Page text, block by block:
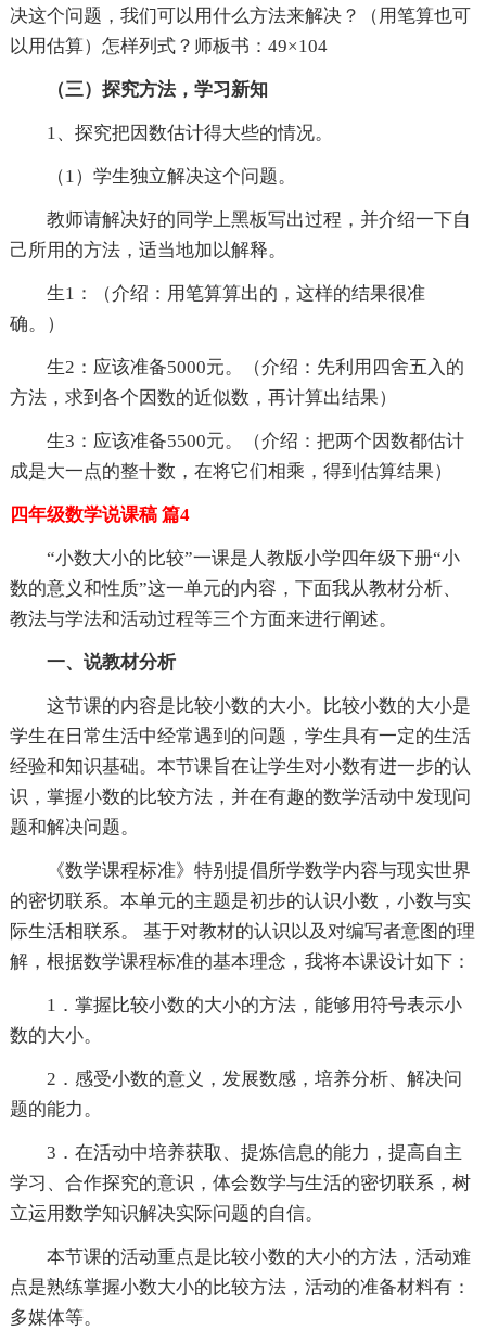
决这个问题，我们可以用什么方法来解决？（用笔算也可
以用估算）怎样列式？师板书：49×104
（三）探究方法，学习新知
1、探究把因数估计得大些的情况。
（1）学生独立解决这个问题。
教师请解决好的同学上黑板写出过程，并介绍一下自
己所用的方法，适当地加以解释。
生1：（介绍：用笔算算出的，这样的结果很准
确。）
生2：应该准备5000元。（介绍：先利用四舍五入的
方法，求到各个因数的近似数，再计算出结果）
生3：应该准备5500元。（介绍：把两个因数都估计
成是大一点的整十数，在将它们相乘，得到估算结果）
四年级数学说课稿 篇4
“小数大小的比较”一课是人教版小学四年级下册“小
数的意义和性质”这一单元的内容，下面我从教材分析、
教法与学法和活动过程等三个方面来进行阐述。
一、说教材分析
这节课的内容是比较小数的大小。比较小数的大小是
学生在日常生活中经常遇到的问题，学生具有一定的生活
经验和知识基础。本节课旨在让学生对小数有进一步的认
识，掌握小数的比较方法，并在有趣的数学活动中发现问
题和解决问题。
《数学课程标准》特别提倡所学数学内容与现实世界
的密切联系。本单元的主题是初步的认识小数，小数与实
际生活相联系。 基于对教材的认识以及对编写者意图的理
解，根据数学课程标准的基本理念，我将本课设计如下：
1．掌握比较小数的大小的方法，能够用符号表示小
数的大小。
2．感受小数的意义，发展数感，培养分析、解决问
题的能力。
3．在活动中培养获取、提炼信息的能力，提高自主
学习、合作探究的意识，体会数学与生活的密切联系，树
立运用数学知识解决实际问题的自信。
本节课的活动重点是比较小数的大小的方法，活动难
点是熟练掌握小数大小的比较方法，活动的准备材料有：
多媒体等。